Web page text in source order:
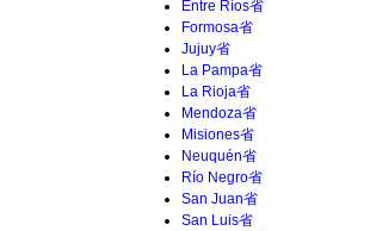
Entre Ríos省
Formosa省
Jujuy省
La Pampa省
La Rioja省
Mendoza省
Misiones省
Neuquén省
Río Negro省
San Juan省
San Luis省